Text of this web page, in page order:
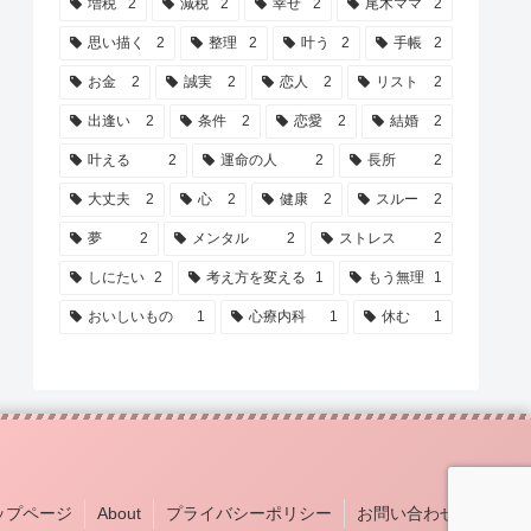
増税 2 減税 2 幸せ 2 尾木ママ 2
思い描く 2 整理 2 叶う 2 手帳 2
お金 2 誠実 2 恋人 2 リスト 2
出逢い 2 条件 2 恋愛 2 結婚 2
叶える 2 運命の人 2 長所 2
大丈夫 2 心 2 健康 2 スルー 2
夢 2 メンタル 2 ストレス 2
しにたい 2 考え方を変える 1 もう無理 1
おいしいもの 1 心療内科 1 休む 1
プページ About プライバシーポリシー お問い合わせ